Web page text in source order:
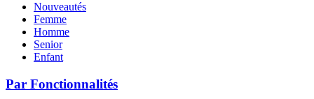
Nouveautés
Femme
Homme
Senior
Enfant
Par Fonctionnalités